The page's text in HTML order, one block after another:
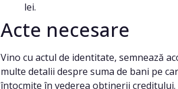
lei.
Acte necesare
Vino cu actul de identitate, semnează
multe detalii despre suma de bani pe
întocmite în vederea obținerii creditului.